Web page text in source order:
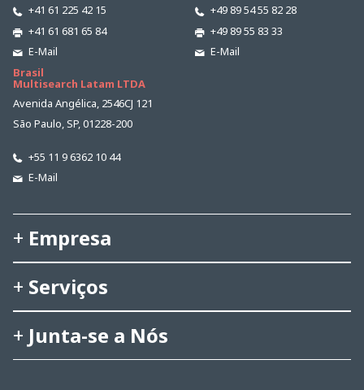
+41 61 225 42 15
+41 61 681 65 84
E-Mail
+49 89 54 55 82 28
+49 89 55 83 33
E-Mail
Brasil
Multisearch Latam LTDA
Avenida Angélica, 2546CJ 121
São Paulo, SP, 01228-200
+55 11 9 6362 10 44
E-Mail
Empresa
Serviços
Junta-se a Nós